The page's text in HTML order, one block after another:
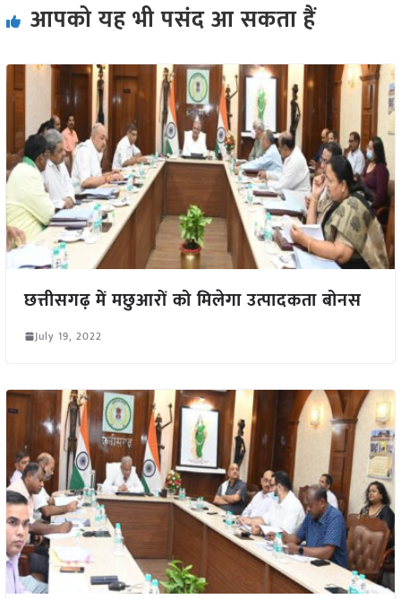
आपको यह भी पसंद आ सकता हैं
छत्तीसगढ़ में मछुआरों को मिलेगा उत्पादकता बोनस
July 19, 2022